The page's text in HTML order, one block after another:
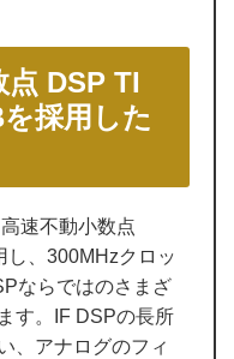
DSP TI
採用した
速不動小数点
、300MHzクロッ
ならではのさまざ
す。IF DSPの長所
、アナログのフィ